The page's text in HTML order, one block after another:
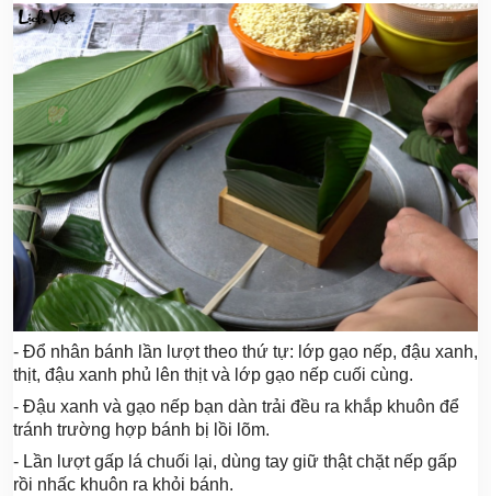
- Đổ nhân bánh lần lượt theo thứ tự: lớp gạo nếp, đậu xanh,
thịt, đậu xanh phủ lên thịt và lớp gạo nếp cuối cùng.
- Đậu xanh và gạo nếp bạn dàn trải đều ra khắp khuôn để
tránh trường hợp bánh bị lồi lõm.
- Lần lượt gấp lá chuối lại, dùng tay giữ thật chặt nếp gấp
rồi nhấc khuôn ra khỏi bánh.